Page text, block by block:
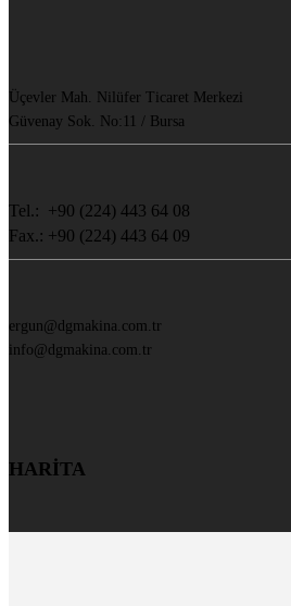
Üçevler Mah. Nilüfer Ticaret Merkezi
Güvenay Sok. No:11 / Bursa
Tel.: +90 (224) 443 64 08
Fax.: +90 (224) 443 64 09
ergun@dgmakina.com.tr
info@dgmakina.com.tr
HARİTA